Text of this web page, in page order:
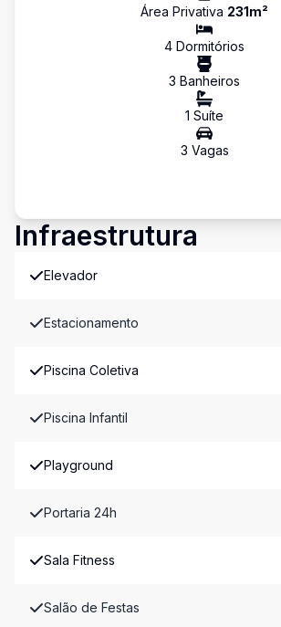
Área Privativa 231m²
4 Dormitórios
3 Banheiros
1 Suíte
3 Vagas
Infraestrutura
Elevador
Estacionamento
Piscina Coletiva
Piscina Infantil
Playground
Portaria 24h
Sala Fitness
Salão de Festas